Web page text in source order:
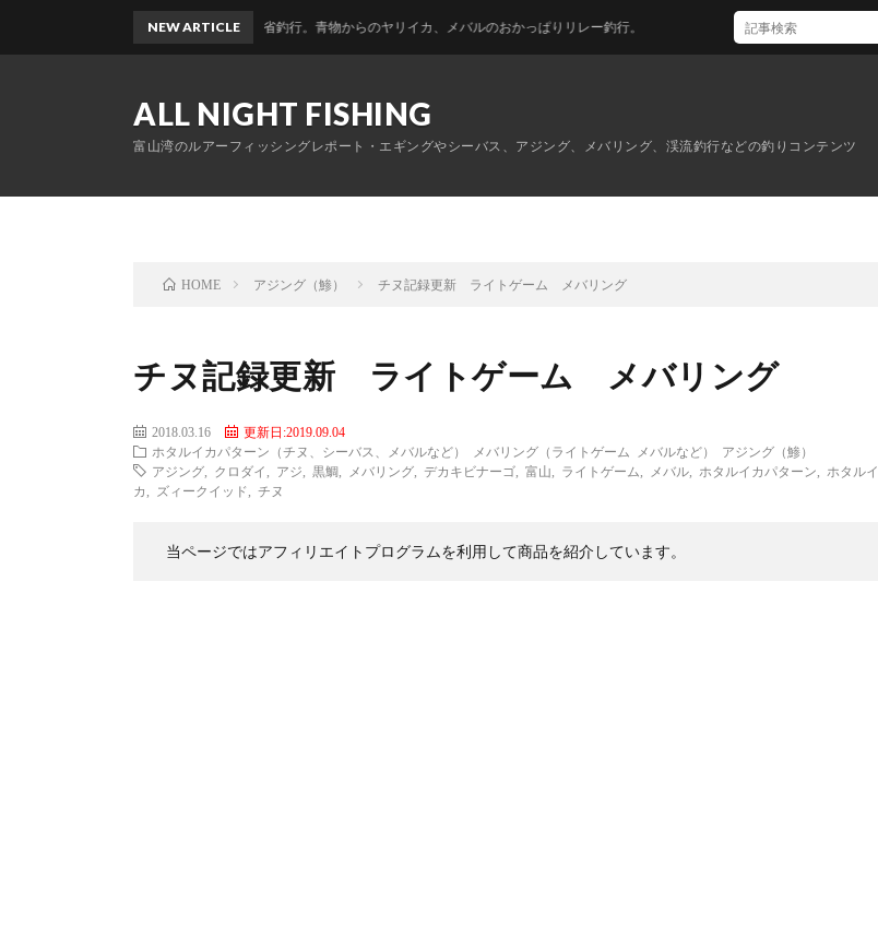
ALL NIGHT FISHING
富山湾のルアーフィッシングレポート・エギングやシーバス、アジング、メバリング、渓流釣行などの釣りコンテンツ
NEW ARTICLE
富山帰省釣行。青物からのヤリイカ、メバルのおかっぱりリレー釣行。
HOME アジング（鯵） チヌ記録更新 ライトゲーム メバリング
チヌ記録更新 ライトゲーム メバリング
2018.03.16
更新日:2019.09.04
ホタルイカパターン（チヌ、シーバス、メバルなど）
メバリング（ライトゲーム メバルなど）
アジング（鯵）
アジング
クロダイ アジ 黒鯛 メバリング デカキビナーゴ 富山 ライトゲーム メバル ホタルイカパターン
ホタルイ
カ
ズィークイッド チヌ
当ページではアフィリエイトプログラムを利用して商品を紹介しています。